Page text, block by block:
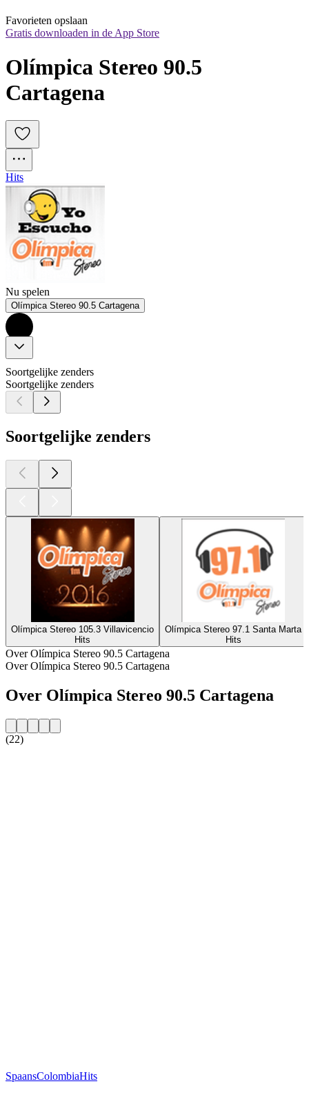
Favorieten opslaan
Gratis downloaden in de App Store
Olímpica Stereo 90.5
Cartagena
Hits
Nu spelen
Olímpica Stereo 90.5 Cartagena
Soortgelijke zenders
Soortgelijke zenders
Soortgelijke zenders
Olímpica Stereo 105.3 Villavicencio
Hits
Olímpica Stereo 97.1 Santa Marta
Hits
Over Olímpica Stereo 90.5 Cartagena
Over Olímpica Stereo 90.5 Cartagena
Over Olímpica Stereo 90.5 Cartagena
(22)
SpaansColombiaHits